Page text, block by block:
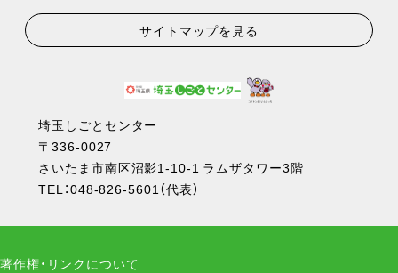
サイトマップを見る
埼玉しごとセンター
〒336-0027
さいたま市南区沼影1-10-1 ラムザタワー3階
TEL：048-826-5601（代表）
著作権・リンクについて